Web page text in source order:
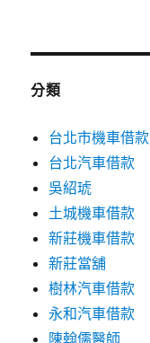
分類
台北市機車借款
台北汽車借款
吳紹琥
土城機車借款
新莊機車借款
新莊當舖
樹林汽車借款
永和汽車借款
陳翰儒醫師